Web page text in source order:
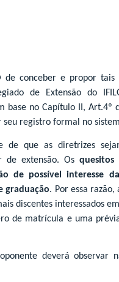
de conceber e propor
de Extensão do
base no Capítulo II, Art.4º
registro formal no
de que as diretrizes
de extensão. Osquesitos
de possível interesse
graduação. Por essa
discentes interessados
de matrícula e uma
deverá observar